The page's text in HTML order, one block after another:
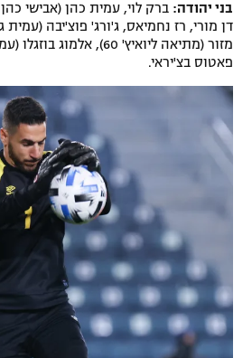
בני יהודה:
פאטוס בצ'יראי.